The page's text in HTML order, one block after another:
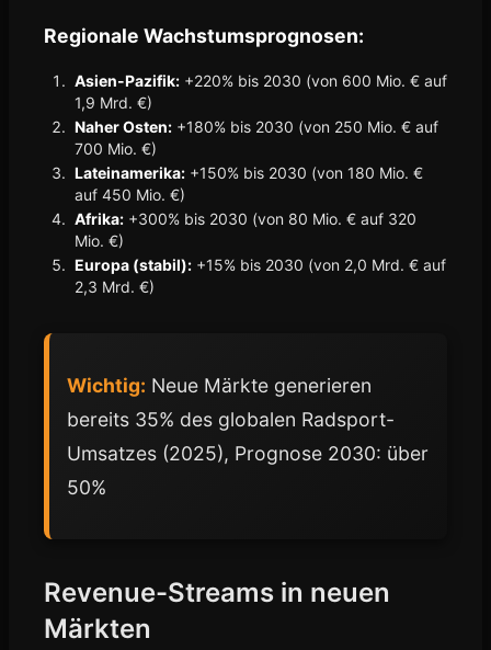
Regionale Wachstumsprognosen:
Asien-Pazifik: +220% bis 2030 (von 600 Mio. € auf
1,9 Mrd. €)
Naher Osten: +180% bis 2030 (von 250 Mio. € auf
700 Mio. €)
Lateinamerika: +150% bis 2030 (von 180 Mio. €
auf 450 Mio. €)
Afrika: +300% bis 2030 (von 80 Mio. € auf 320
Mio. €)
Europa (stabil): +15% bis 2030 (von 2,0 Mrd. € auf
2,3 Mrd. €)
Wichtig: Neue Märkte generieren
bereits 35% des globalen Radsport-
Umsatzes (2025), Prognose 2030: über
50%
Revenue-Streams in neuen
Märkten